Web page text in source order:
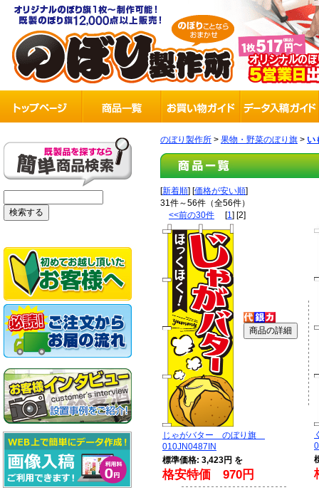
のぼり製作所 > 果物・野菜のぼり旗 > い
[新着順] [価格が安い順]
31件～56件（全56件）
<<前の30件 [1] [2]
じゃがバター のぼり旗
010JN0487IN
標準価格: 3,423円 を
格安特価 970円